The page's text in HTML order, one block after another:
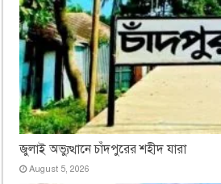
জুলাই অভ্যুত্থানে চাঁদপুরের শহীদ যারা
August 5, 2026